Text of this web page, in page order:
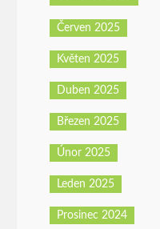
Červen 2025
Květen 2025
Duben 2025
Březen 2025
Únor 2025
Leden 2025
Prosinec 2024